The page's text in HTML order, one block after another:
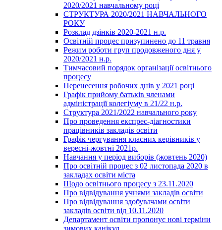
2020/2021 навчальному році
СТРУКТУРА 2020/2021 НАВЧАЛЬНОГО
РОКУ
Розклад дзінків 2020-2021 н.р.
Освітній процес призупинено до 11 травня
Режим роботи груп продовженого дня у
2020/2021 н.р.
Тимчасовий порядок організації освітнього
процесу
Перенесення робочих днів у 2021 році
Графік прийому батьків членами
адміністрації колегіуму в 21/22 н.р.
Структура 2021/2022 навчального року
Про проведення експрес-діагностики
працівників закладів освіти
Графік чергування класних керівників у
вересні-жовтні 2021р.
Навчання у період виборів (жовтень 2020)
Про освітній процес з 02 листопада 2020 в
закладах освіти міста
Щодо освітнього процесу з 23.11.2020
Про відвідування учнями закладів освіти
Про відвідування здобувачами освіти
закладів освіти від 10.11.2020
Департамент освіти пропонує нові терміни
зимових канікул